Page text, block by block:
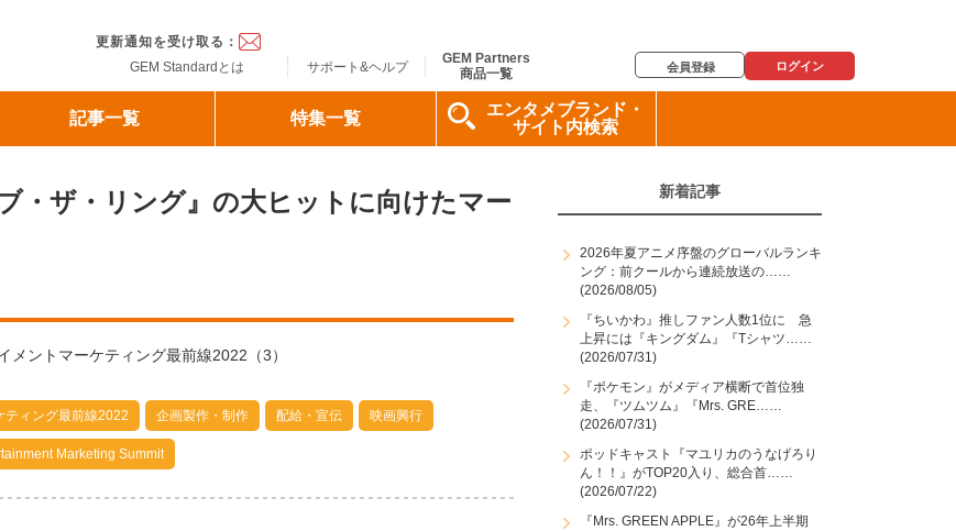
更新通知を受け取る：
GEM Standardとは
サポート&ヘルプ
GEM Partners
商品一覧
会員登録 ログイン
記事一覧 特集一覧
エンタメブランド・
サイト内検索
・ザ・リング』の大ヒットに向けたマー
ントマーケティング最前線2022（3）
ティング最前線2022 企画製作・制作 配給・宣伝 映画興行
Marketing Summit
新着記事
2026年夏アニメ序盤のグローバルランキ
ング：前クールから連続放送の……
(2026/08/05)
『ちいかわ』推しファン人数1位に 急
上昇には『キングダム』『Tシャツ……
(2026/07/31)
『ポケモン』がメディア横断で首位独
走、『ツムツム』『Mrs. GRE……
(2026/07/31)
ポッドキャスト『マユリカのうなげろり
ん！！』がTOP20入り、総合首……
(2026/07/22)
『Mrs. GREEN APPLE』が26年上半期